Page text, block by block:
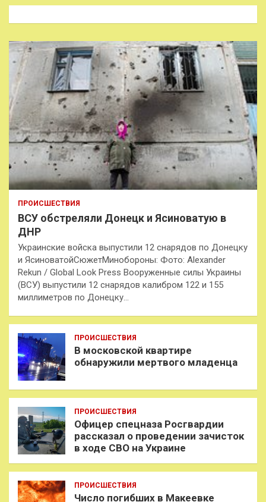
к
ПРОИСШЕСТВИЯ
ВСУ обстреляли Донецк и Ясиноватую в
ДНР
Украинские войска выпустили 12 снарядов по Донецку
и ЯсиноватойСюжетМинобороны: Фото: Alexander
Rekun / Global Look Press Вооруженные силы Украины
(ВСУ) выпустили 12 снарядов калибром 122 и 155
миллиметров по Донецку…
ПРОИСШЕСТВИЯ
В московской квартире
обнаружили мертвого младенца
ПРОИСШЕСТВИЯ
Офицер спецназа Росгвардии
рассказал о проведении зачисток
в ходе СВО на Украине
ПРОИСШЕСТВИЯ
Число погибших в Макеевке